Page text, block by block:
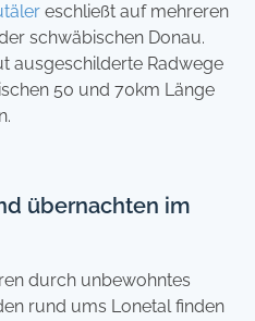
eschließt auf mehreren
schwäbischen Donau.
ausgeschilderte Radwege
50 und 70km Länge
übernachten im
durch unbewohntes
rund ums Lonetal finden